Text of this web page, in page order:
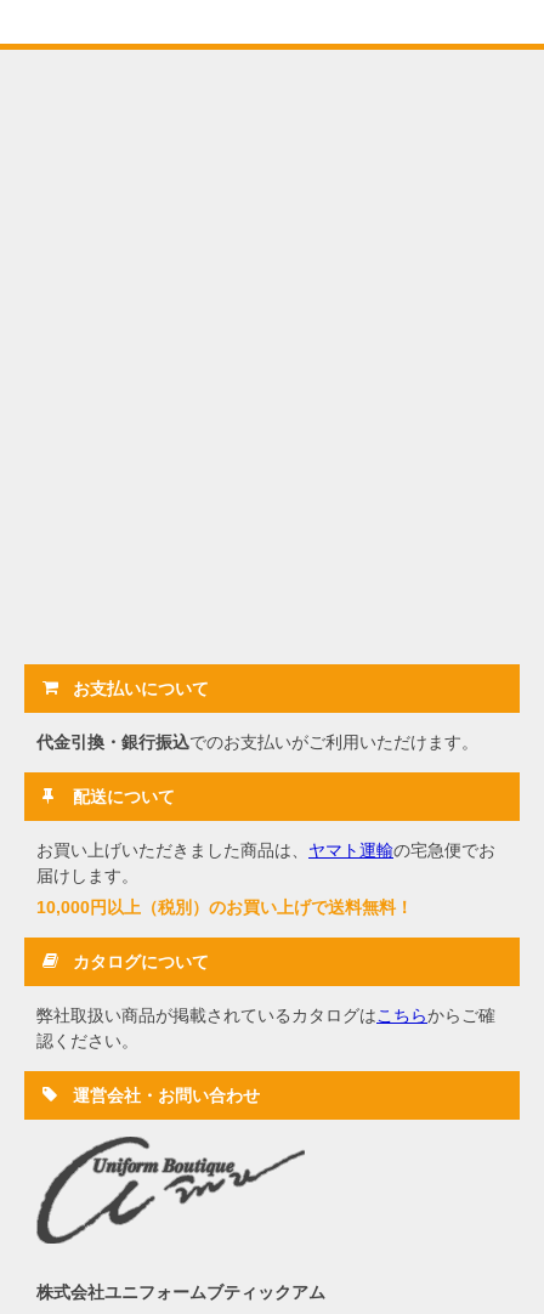
お支払いについて
代金引換・銀行振込でのお支払いがご利用いただけます。
配送について
お買い上げいただきました商品は、 ヤマト運輸の宅急便でお
届けします。
10,000円以上（税別）のお買い上げで送料無料！
カタログについて
弊社取扱い商品が掲載されているカタログはこちらからご確
認ください。
運営会社・お問い合わせ
株式会社ユニフォームブティックアム